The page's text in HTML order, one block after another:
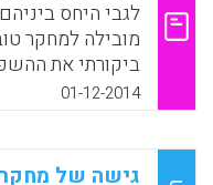
זה גם הזמן שלה
שהציגו
לגבי היחס
מובילה למחקר
ביקורתי את
שתי הפרקטיקות
מעצבת את
Yee, 2014).
01-12-2014
גישה של